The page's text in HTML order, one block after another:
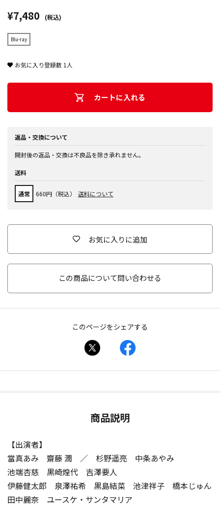
¥7,480 (税込)
Blu-ray
お気に入り登録数 1 人
カートに入れる
返品・交換について
開封後の返品・交換は不良品を除き承れません。
送料
通常 660円（税込） 送料について
お気に入りに追加
この商品について問い合わせる
このページをシェアする
商品説明
【出演者】
當真あみ 齋藤 潤 ／ 杉野遥亮 中条あやみ
池端杏慈 黒崎煌代 吉澤要人
伊藤健太郎 泉澤祐希 黒島結菜 池津祥子 橋本じゅん
田中麗奈 ユースケ・サンタマリア